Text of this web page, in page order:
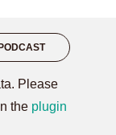
Please
the plugin